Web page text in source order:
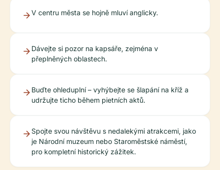
V centru města se hojně mluví anglicky.
Dávejte si pozor na kapsáře, zejména v
přeplněných oblastech.
Buďte ohleduplní – vyhýbejte se šlapání na kříž a
udržujte ticho během pietních aktů.
Spojte svou návštěvu s nedalekými atrakcemi, jako
je Národní muzeum nebo Staroměstské náměstí,
pro kompletní historický zážitek.